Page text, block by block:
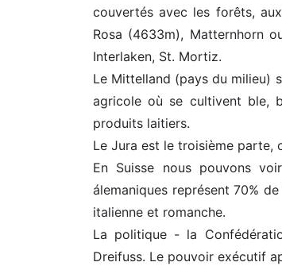
couvertés avec les forêts,
Rosa (4633m), Matternhorn
Interlaken, St. Mortiz.
Le Mittelland (pays du milieu)
agricole où se cultivent ble,
produits laitiers.
Le Jura est le troisième parte,
En Suisse nous pouvons
álemaniques représent 70%
italienne et romanche.
La politique - la
Dreifuss. Le pouvoir exécutif